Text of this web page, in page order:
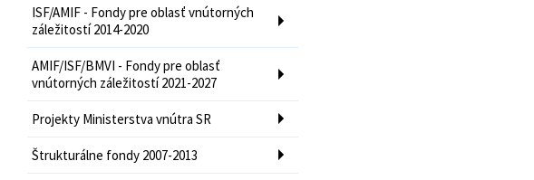
ISF/AMIF - Fondy pre oblasť vnútorných
záležitostí 2014-2020
AMIF/ISF/BMVI - Fondy pre oblasť
vnútorných záležitostí 2021-2027
Projekty Ministerstva vnútra SR
Štrukturálne fondy 2007-2013